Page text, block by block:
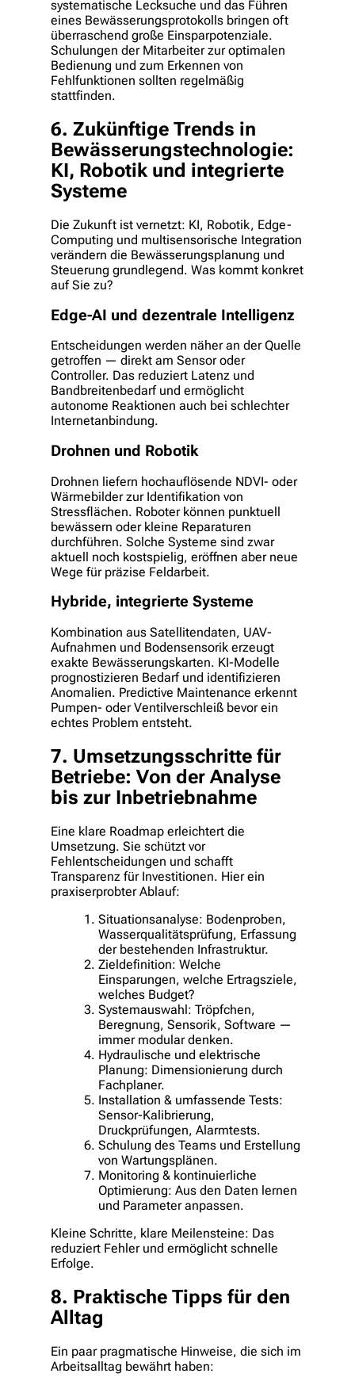
systematische Lecksuche und das Führen
eines Bewässerungsprotokolls bringen oft
überraschend große Einsparpotenziale.
Schulungen der Mitarbeiter zur optimalen
Bedienung und zum Erkennen von
Fehlfunktionen sollten regelmäßig
stattfinden.
6. Zukünftige Trends in
Bewässerungstechnologie:
KI, Robotik und integrierte
Systeme
Die Zukunft ist vernetzt: KI, Robotik, Edge-
Computing und multisensorische Integration
verändern die Bewässerungsplanung und
Steuerung grundlegend. Was kommt konkret
auf Sie zu?
Edge-AI und dezentrale Intelligenz
Entscheidungen werden näher an der Quelle
getroffen — direkt am Sensor oder
Controller. Das reduziert Latenz und
Bandbreitenbedarf und ermöglicht
autonome Reaktionen auch bei schlechter
Internetanbindung.
Drohnen und Robotik
Drohnen liefern hochauflösende NDVI- oder
Wärmebilder zur Identifikation von
Stressflächen. Roboter können punktuell
bewässern oder kleine Reparaturen
durchführen. Solche Systeme sind zwar
aktuell noch kostspielig, eröffnen aber neue
Wege für präzise Feldarbeit.
Hybride, integrierte Systeme
Kombination aus Satellitendaten, UAV-
Aufnahmen und Bodensensorik erzeugt
exakte Bewässerungskarten. KI-Modelle
prognostizieren Bedarf und identifizieren
Anomalien. Predictive Maintenance erkennt
Pumpen- oder Ventilverschleiß bevor ein
echtes Problem entsteht.
7. Umsetzungsschritte für
Betriebe: Von der Analyse
bis zur Inbetriebnahme
Eine klare Roadmap erleichtert die
Umsetzung. Sie schützt vor
Fehlentscheidungen und schafft
Transparenz für Investitionen. Hier ein
praxiserprobter Ablauf:
Situationsanalyse: Bodenproben,
Wasserqualitätsprüfung, Erfassung
der bestehenden Infrastruktur.
Zieldefinition: Welche
Einsparungen, welche Ertragsziele,
welches Budget?
Systemauswahl: Tröpfchen,
Beregnung, Sensorik, Software —
immer modular denken.
Hydraulische und elektrische
Planung: Dimensionierung durch
Fachplaner.
Installation & umfassende Tests:
Sensor-Kalibrierung,
Druckprüfungen, Alarmtests.
Schulung des Teams und Erstellung
von Wartungsplänen.
Monitoring & kontinuierliche
Optimierung: Aus den Daten lernen
und Parameter anpassen.
Kleine Schritte, klare Meilensteine: Das
reduziert Fehler und ermöglicht schnelle
Erfolge.
8. Praktische Tipps für den
Alltag
Ein paar pragmatische Hinweise, die sich im
Arbeitsalltag bewährt haben: